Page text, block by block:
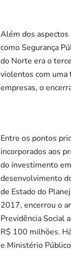
Além dos aspectos
como Segurança
do Norte era o
violentos com uma
empresas, o
Entre os pontos
incorporados aos
do investimento
desenvolvimento
de Estado do
2017, encerrou o
Previdência Social
R$ 100 milhões.
e Ministério